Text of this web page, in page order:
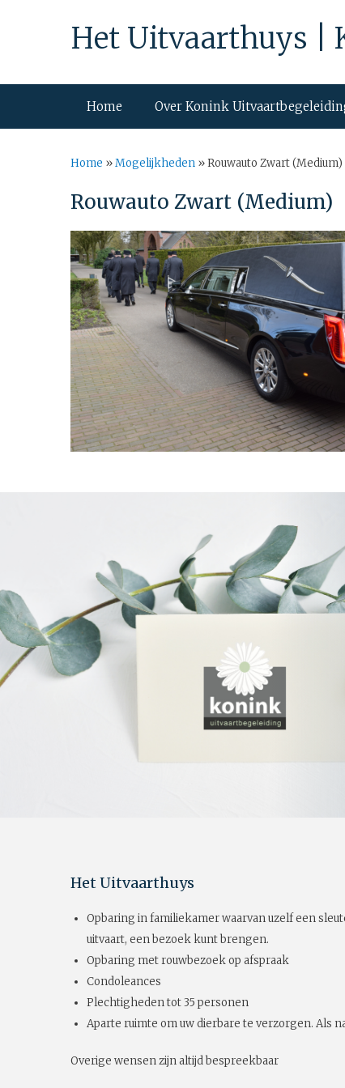
Het Uitvaarthuys |
Home Over Konink
Home »Mogelijkheden »Rouwauto Zwart (Medium)
Rouwauto Zwart (Medium)
Het Uitvaarthuys
Opbaring in familiekamer waarvan uzelf een
uitvaart, een bezoek kunt brengen.
Opbaring met rouwbezoek op afspraak
Condoleances
Plechtigheden tot 35 personen
Aparte ruimte om uw dierbare te verzorgen. Als
Overige wensen zijn altijd bespreekbaar